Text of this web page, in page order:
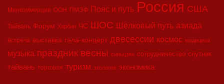
Минкоммерции ООН ПМЭФ Пояс и путь Россия США
Тайвань Форум Харбин ЧС ШОС Шёлковый путь азиада
встреча выставка гала-концерт двесессии космос медицина
музыка праздник весны синьцзян сотрудничество спутник
тайвань торговля туризм экология экономика